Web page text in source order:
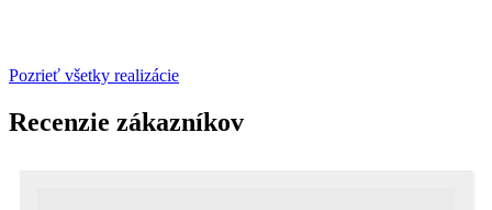
Pozrieť všetky realizácie
Recenzie zákazníkov